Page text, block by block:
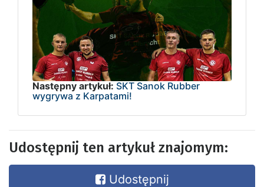
Następny artykuł: SKT Sanok Rubber
wygrywa z Karpatami!
Udostępnij ten artykuł znajomym:
Udostępnij